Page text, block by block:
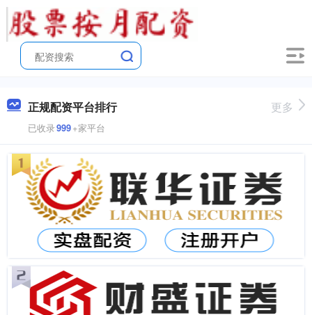
正规配资平台排行
已收录999+家平台
更多